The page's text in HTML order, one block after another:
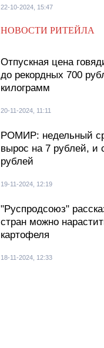
22-10-2024, 15:47
НОВОСТИ РИТЕЙЛА
Отпускная цена
до рекордных 700
килограмм
20-11-2024, 11:11
РОМИР: недельный
вырос на 7 рублей, и
рублей
19-11-2024, 12:19
"Руспродсоюз"
стран можно
картофеля
18-11-2024, 12:33